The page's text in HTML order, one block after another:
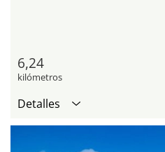
6,24
kilómetros
Detalles